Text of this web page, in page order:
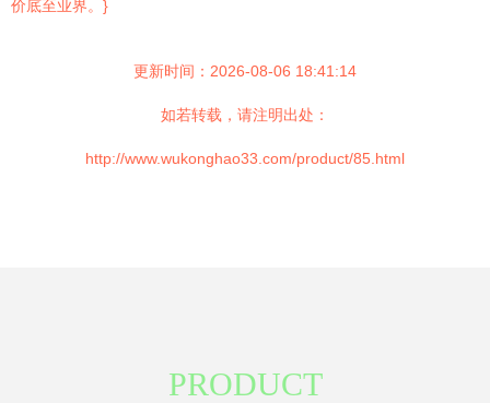
价底至业界。}
更新时间：2026-08-06 18:41:14
如若转载，请注明出处：
http://www.wukonghao33.com/product/85.html
PRODUCT